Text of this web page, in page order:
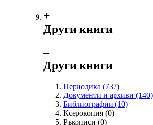
+
Други книги
‒
Други книги
Периодика (737)
Документи и архиви (140)
Библиографии (10)
Ксерокопия (0)
Ръкописи (0)